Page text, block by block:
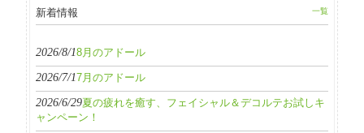
新着情報 一覧
2026/8/18月のアドール
2026/7/17月のアドール
2026/6/29夏の疲れを癒す、フェイシャル＆デコルテお試しキ
ャンペーン！